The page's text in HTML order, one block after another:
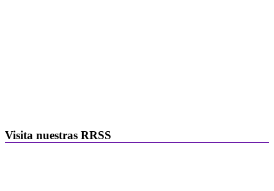
Visita nuestras RRSS